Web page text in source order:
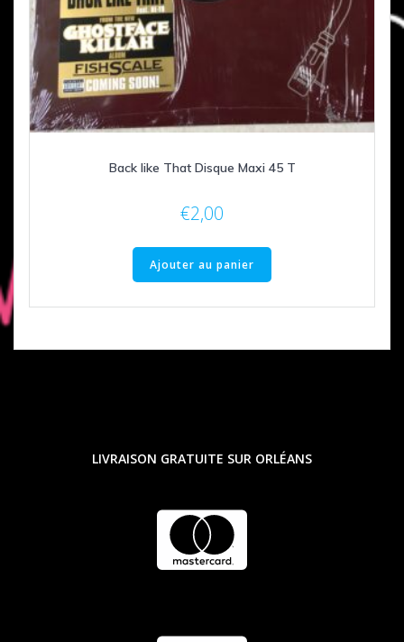
Back like That Disque Maxi 45 T
€2,00
Ajouter au panier
LIVRAISON GRATUITE SUR ORLÉANS